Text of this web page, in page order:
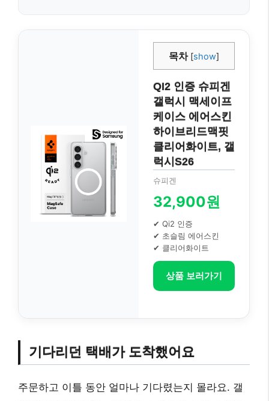
목차 [show]
QI2 인증 슈피겐
갤럭시 맥세이프
케이스 에어스킨
하이브리드맥핏
클리어화이트, 갤
럭시S26
슈피겐
32,900원
✔ Qi2 인증
✔ 초슬림 에어스킨
✔ 클리어화이트
상품 보러가기
기다리던 택배가 도착했어요
주문하고 이틀 동안 얼마나 기다렸는지 몰라요. 갤